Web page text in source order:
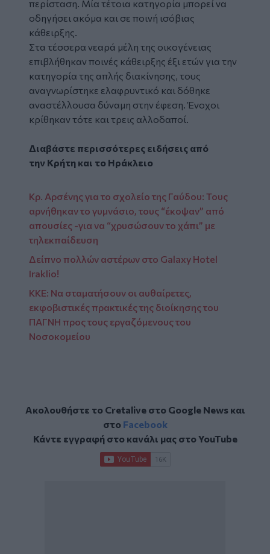
περίσταση. Μία τέτοια κατηγορία μπορεί να
οδηγήσει ακόμα και σε ποινή ισόβιας
κάθειρξης.
Στα τέσσερα νεαρά μέλη της οικογένειας
επιβλήθηκαν ποινές κάθειρξης έξι ετών για την
κατηγορία της απλής διακίνησης, τους
αναγνωρίστηκε ελαφρυντικό και δόθηκε
αναστέλλουσα δύναμη στην έφεση. Ένοχοι
κρίθηκαν τότε και τρεις αλλοδαποί.
Διαβάστε περισσότερες ειδήσεις από
την Κρήτη και το Ηράκλειο
Κρ. Αρσένης για το σχολείο της Γαύδου: Τους
αρνήθηκαν το γυμνάσιο, τους “έκοψαν” από
απουσίες -για να “χρυσώσουν το χάπι” με
τηλεκπαίδευση
Δείπνο πολλών αστέρων στο Galaxy Hotel
Iraklio!
KKE: Να σταματήσουν οι αυθαίρετες,
εκφοβιστικές πρακτικές της διοίκησης του
ΠΑΓΝΗ προς τους εργαζόμενους του
Νοσοκομείου
Ακολουθήστε το Cretalive στο Google Newsκαι
στο Facebook
Κάντε εγγραφή στο κανάλι μας στοYouTube